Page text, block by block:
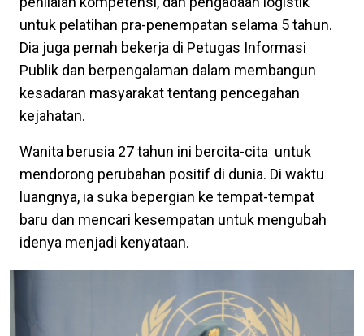
untuk pelatihan pra-penempatan selama 5 tahun.
Dia juga pernah bekerja di Petugas Informasi
Publik dan berpengalaman dalam membangun
kesadaran masyarakat tentang pencegahan
kejahatan.
Wanita berusia 27 tahun ini bercita-cita untuk
mendorong perubahan positif di dunia. Di waktu
luangnya, ia suka bepergian ke tempat-tempat
baru dan mencari kesempatan untuk mengubah
idenya menjadi kenyataan.